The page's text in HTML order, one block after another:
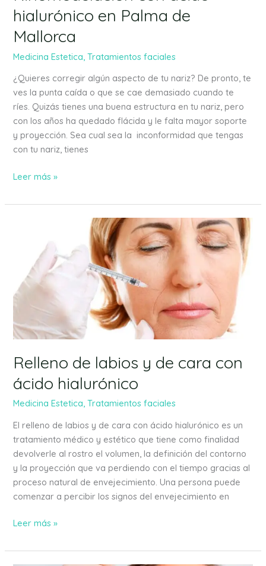
hialurónico en Palma de
Mallorca
Medicina Estetica,Tratamientos faciales
¿Quieres corregir algún aspecto de tu nariz? De pronto, te
ves la punta caída o que se cae demasiado cuando te
ríes. Quizás tienes una buena estructura en tu nariz, pero
con los años ha quedado flácida y le falta mayor soporte
y proyección. Sea cual sea la inconformidad que tengas
con tu nariz, tienes
Leer más »
Relleno de labios y de cara con
ácido hialurónico
Medicina Estetica,Tratamientos faciales
El relleno de labios y de cara con ácido hialurónico es un
tratamiento médico y estético que tiene como finalidad
devolverle al rostro el volumen, la definición del contorno
y la proyección que va perdiendo con el tiempo gracias al
proceso natural de envejecimiento. Una persona puede
comenzar a percibir los signos del envejecimiento en
de
cara
con
ácido
hialurónico
Leer más »